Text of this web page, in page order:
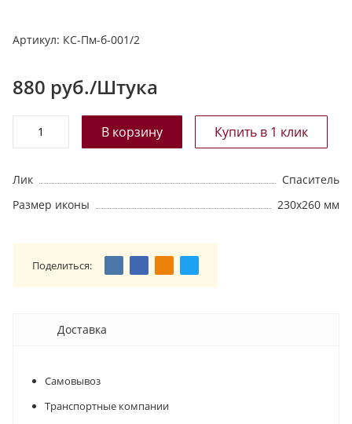
г
Артикул: КС-Пм-б-001/2
880 руб./Штука
Лик
Спаситель
Размер иконы
230х260 мм
Поделиться:
Доставка
Самовывоз
Транспортные компании